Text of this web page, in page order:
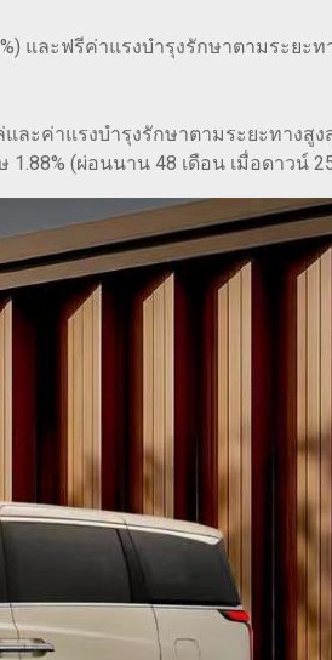
และฟรีค่าแรงบำรุงรักษาตามระยะท
ละค่าแรงบำรุงรักษาตามระยะทางสู
(ผ่อนนาน 48 เดือน เมื่อดาวน์